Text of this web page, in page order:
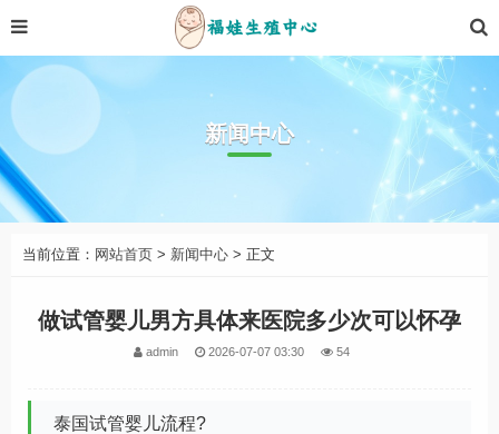
新闻中心
当前位置： 网站首页 > 新闻中心 > 正文
做试管婴儿男方具体来医院多少次可以怀孕
admin 2026-07-07 03:30 54
泰国试管婴儿流程?